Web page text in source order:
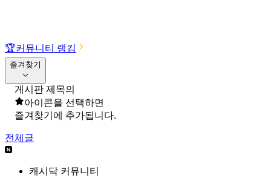
🏆커뮤니티 랭킹
즐겨찾기
게시판 제목의
아이콘을 선택하면
즐겨찾기에 추가됩니다.
전체글
캐시닥 커뮤니티